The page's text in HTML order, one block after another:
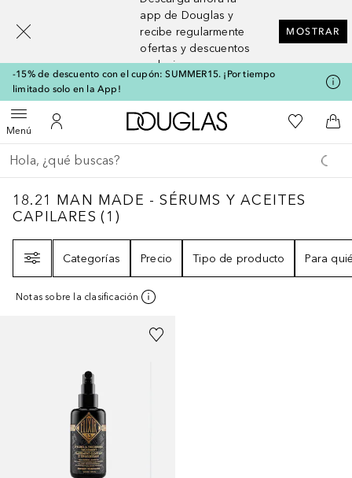
app de Douglas y
recibe regularmente
ofertas y descuentos
exclusivos
MOSTRAR
-15% de descuento con el cupón: SUMMER15. ¡Por tiempo
limitado solo en la App!
MenúAbrir menúMi cuenta
A Douglas HomeMi lista de
A
Regresar
Ejecutar búsqueda
18.21 MAN MADE - SÉRUMS Y ACEITES
18.21 MAN MADE - SÉRUMS Y ACEITES
CAPILARES (1 )
Categorías
Precio Tipo de producto Para
Notas sobre la clasificación
[navigation.slideout.screenreader]